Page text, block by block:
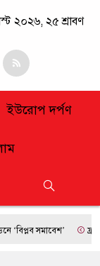
২০২৬, ২৫ শ্রাবণ
ইউরোপ দর্পণ
সমাবেশ’ ফ্রান্সে